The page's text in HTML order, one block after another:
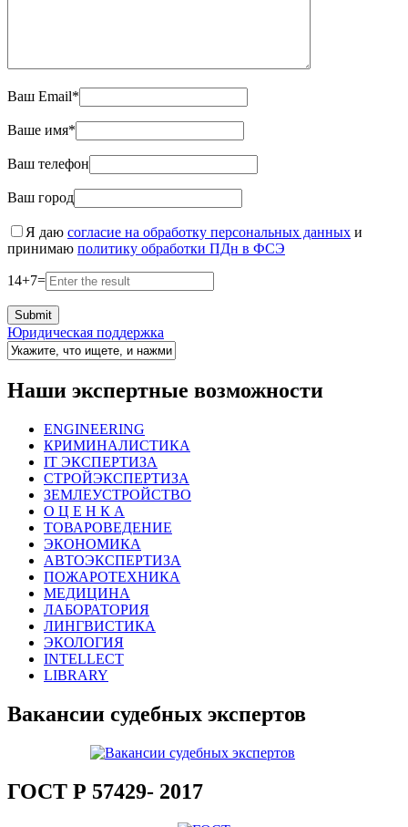
Ваш Email*
Ваше имя*
Ваш телефон
Ваш город
Я даю согласие на обработку персональных данных и
принимаю политику обработки ПДн в ФСЭ
14+7=
Юридическая поддержка
Наши экспертные возможности
ENGINEERING
КРИМИНАЛИСТИКА
IT ЭКСПЕРТИЗА
СТРОЙЭКСПЕРТИЗА
ЗЕМЛЕУСТРОЙСТВО
О Ц Е Н К А
ТОВАРОВЕДЕНИЕ
ЭКОНОМИКА
АВТОЭКСПЕРТИЗА
ПОЖАРОТЕХНИКА
МЕДИЦИНА
ЛАБОРАТОРИЯ
ЛИНГВИСТИКА
ЭКОЛОГИЯ
INTELLECT
LIBRARY
Вакансии судебных экспертов
ГОСТ Р 57429- 2017